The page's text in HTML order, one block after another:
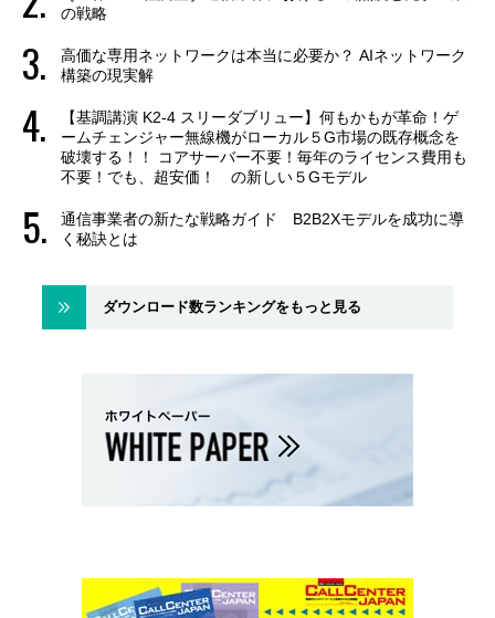
の戦略
高価な専用ネットワークは本当に必要か？ AIネットワーク
構築の現実解
【基調講演 K2-4 スリーダブリュー】何もかもが革命！ゲ
ームチェンジャー無線機がローカル５G市場の既存概念を
破壊する！！ コアサーバー不要！毎年のライセンス費用も
不要！でも、超安価！ の新しい５Gモデル
通信事業者の新たな戦略ガイド B2B2Xモデルを成功に導
く秘訣とは
ダウンロード数ランキングをもっと見る